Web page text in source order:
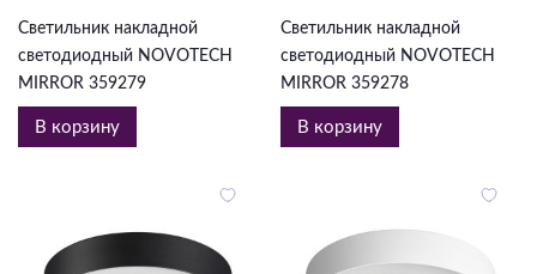
Светильник накладной
светодиодный NOVOTECH
MIRROR 359279
В корзину
Светильник накладной
светодиодный NOVOTECH
MIRROR 359278
В корзину